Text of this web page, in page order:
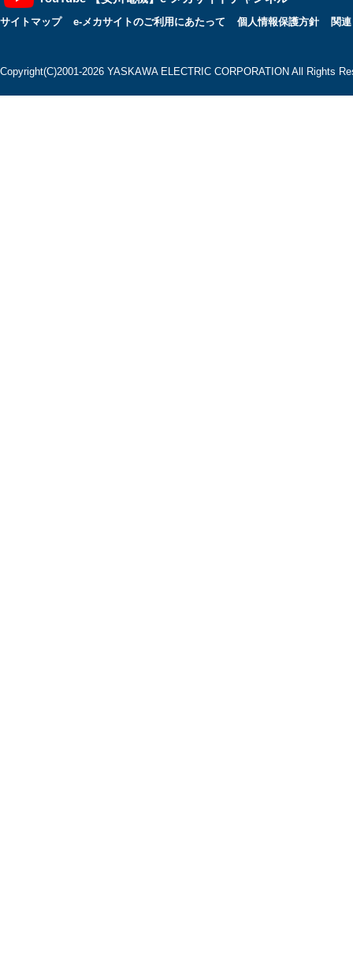
サイトマップ e-メカサイトのご利用にあたって 個人情報保護方針 関
Copyright(C)2001‐2026 YASKAWA ELECTRIC CORPORATION All Rights